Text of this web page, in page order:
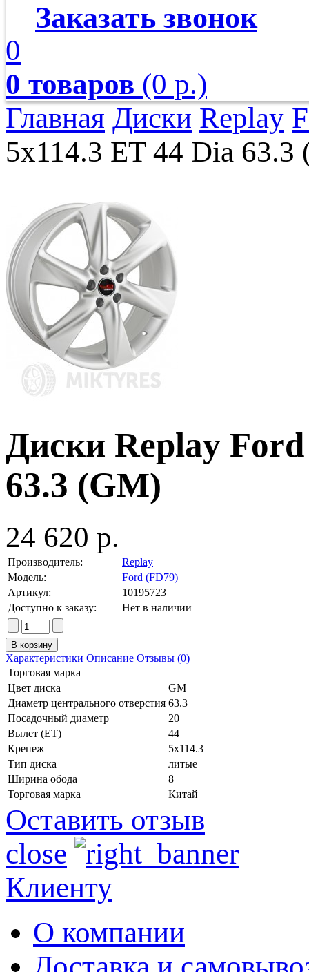
Заказать звонок
0
0 товаров (0 р.)
Главная Диски Replay
5x114.3 ET 44 Dia 63.3
Диски Replay
63.3 (GM)
24 620 р.
Производитель:
Replay
Модель:
Ford (FD79)
Артикул:
10195723
Доступно к заказу:
Нет в наличии
Характеристики Описание Отзывы (0)
Торговая марка
Цвет диска
GM
Диаметр центрального отверстия 63.3
Посадочный диаметр
20
Вылет (ET)
44
Крепеж
5x114.3
Тип диска
литые
Ширина обода
8
Торговая марка
Китай
Оставить отзыв
close
Клиенту
О компании